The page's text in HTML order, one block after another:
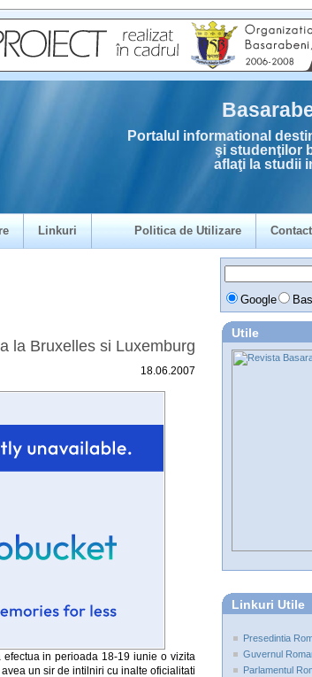
Portalul informational
şi studenţilor
aflaţi la studii
Linkuri Politica de Utilizare Contact
Google
la Bruxelles si Luxemburg
18.06.2007
in perioada 18-19 iunie o vizita
un sir de intilniri cu inalte oficialitati
Utile
Linkuri Utile
Presedintia
Guvernul
Parlamentul